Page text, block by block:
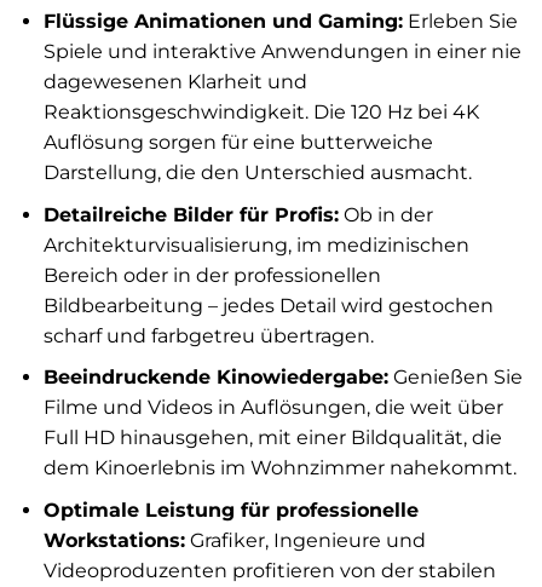
Flüssige Animationen und Gaming:Erleben Sie
Spiele und interaktive Anwendungen in einer nie
dagewesenen Klarheit und
Reaktionsgeschwindigkeit. Die 120 Hz bei 4K
Auflösung sorgen für eine butterweiche
Darstellung, die den Unterschied ausmacht.
Detailreiche Bilder für Profis:Ob in der
Architekturvisualisierung, im medizinischen
Bereich oder in der professionellen
Bildbearbeitung – jedes Detail wird gestochen
scharf und farbgetreu übertragen.
Beeindruckende Kinowiedergabe:Genießen Sie
Filme und Videos in Auflösungen, die weit über
Full HD hinausgehen, mit einer Bildqualität, die
dem Kinoerlebnis im Wohnzimmer nahekommt.
Optimale Leistung für professionelle
Workstations:Grafiker, Ingenieure und
Videoproduzenten profitieren von der stabilen